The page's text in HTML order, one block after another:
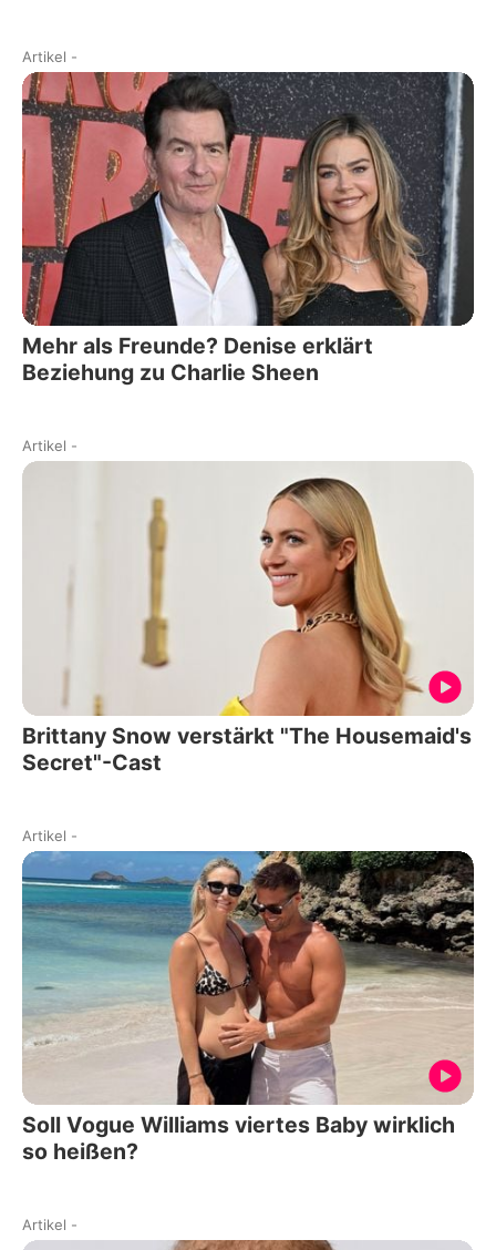
Artikel -
Mehr als Freunde? Denise erklärt
Beziehung zu Charlie Sheen
Artikel -
Brittany Snow verstärkt "The Housemaid's
Secret"-Cast
Artikel -
Soll Vogue Williams viertes Baby wirklich
so heißen?
Artikel -